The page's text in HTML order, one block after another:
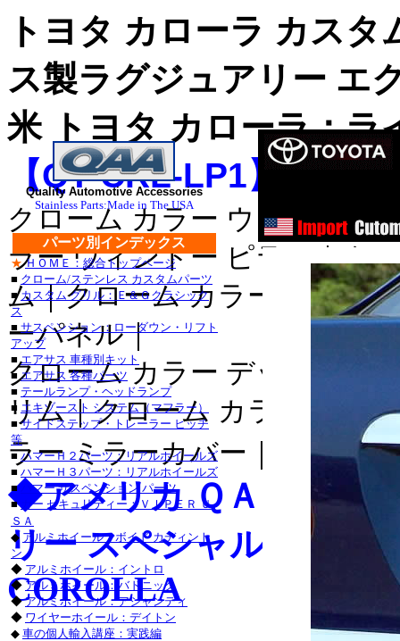
■クライスラー：３０
・３００Ｍ_クローム/
グランドチェロキー_
タンドラ_クローム/ス
サーフ_クローム/ステ
クローム/ステンレス
ステンレス_パーツ・
■レクサス：ＩＳ_２
ステンレス
Quality Automotive Accessories
Stainless Parts:Made in The USA
パーツ別インデックス
★ ＨＯＭＥ：総合トップページ
■ クローム/ステンレス カスタムパーツ
■カスタム グリル：Ｅ＆Ｇクラシック
ス
■ サスペンション：ローダウン・リフト
アップ
■エアサス 車種別キット
■エアサス 各種パーツ
■ テールランプ・ヘッドランプ
■ エキゾースト システム（マフラー）
■サイドステップ・トレーラー ヒッチ
等
■ハマーＨ２パーツ：リアルホイールズ
■ ハマーＨ３パーツ：リアルホイールズ
■ ハマー サスペンション パーツ
■カー セキュリティー：ＶＩＰＥＲ Ｕ
ＳＡ
◆ アルミホイール：ボイド カディント
ン
◆ アルミホイール：イントロ
◆ アルミホイール：バドニック
◆アルミホイール：アシャンティ
◆ ワイヤーホイール：デイトン
◆ 車の個人輸入講座：実践編
トヨタ カローラ カス
ス製ラグジュアリー エ
米 トヨタ カローラ：ラ
【QT-CRL-LP1】
クローム カラー ウィンドゥ
ラー ウィンドー ピラー｜ク
ム｜クローム カラー ドア サ
ーパネル｜
クローム カラー デッキ トリ
リム｜クローム カラー ライ
ラー ミラーカバー｜クロー
◆アメリカ ＱＡＡ-ＵＳ
リー スペシャル カスタ
COROLLA